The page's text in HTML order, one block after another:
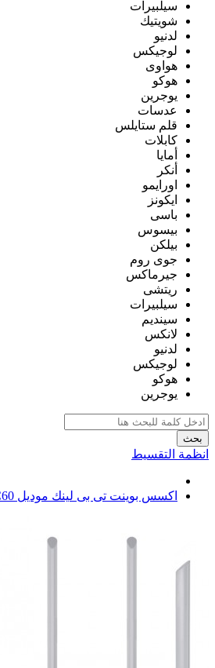
سيلبيرات
شويتيك
لدنيو
لوجيكس
هواوى
هوكو
يوجرين
عدسات
قلم ستايلس
كابلات
أمايا
أنكر
اورايمو
ايكونز
باسى
بيسوس
بيلكن
جوى روم
جيرماكس
ريتشى
سيلبيرات
سينديم
لانكس
لدنيو
لوجيكس
هوكو
يوجرين
بحث
انظمة التقسيط
اكسس بوينت تى بى لينك موديل AC1350 Archer C60